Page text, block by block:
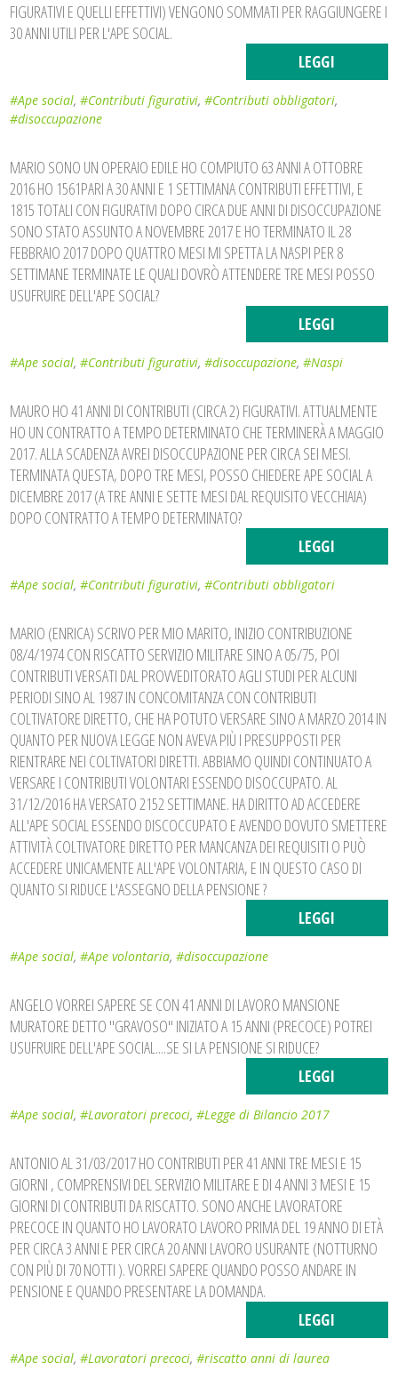
FIGURATIVI E QUELLI EFFETTIVI) VENGONO SOMMATI PER RAGGIUNGERE I
30 ANNI UTILI PER L'APE SOCIAL.
LEGGI
#Ape social,#Contributi figurativi,#Contributi obbligatori,
#disoccupazione
MARIO SONO UN OPERAIO EDILE HO COMPIUTO 63 ANNI A OTTOBRE
2016 HO 1561PARI A 30 ANNI E 1 SETTIMANA CONTRIBUTI EFFETTIVI, E
1815 TOTALI CON FIGURATIVI DOPO CIRCA DUE ANNI DI DISOCCUPAZIONE
SONO STATO ASSUNTO A NOVEMBRE 2017 E HO TERMINATO IL 28
FEBBRAIO 2017 DOPO QUATTRO MESI MI SPETTA LA NASPI PER 8
SETTIMANE TERMINATE LE QUALI DOVRÒ ATTENDERE TRE MESI POSSO
USUFRUIRE DELL'APE SOCIAL?
LEGGI
#Ape social,#Contributi figurativi,#disoccupazione,#Naspi
MAURO HO 41 ANNI DI CONTRIBUTI (CIRCA 2) FIGURATIVI. ATTUALMENTE
HO UN CONTRATTO A TEMPO DETERMINATO CHE TERMINERÀ A MAGGIO
2017. ALLA SCADENZA AVREI DISOCCUPAZIONE PER CIRCA SEI MESI.
TERMINATA QUESTA, DOPO TRE MESI, POSSO CHIEDERE APE SOCIAL A
DICEMBRE 2017 (A TRE ANNI E SETTE MESI DAL REQUISITO VECCHIAIA)
DOPO CONTRATTO A TEMPO DETERMINATO?
LEGGI
#Ape social,#Contributi figurativi,#Contributi obbligatori
MARIO (ENRICA) SCRIVO PER MIO MARITO, INIZIO CONTRIBUZIONE
08/4/1974 CON RISCATTO SERVIZIO MILITARE SINO A 05/75, POI
CONTRIBUTI VERSATI DAL PROVVEDITORATO AGLI STUDI PER ALCUNI
PERIODI SINO AL 1987 IN CONCOMITANZA CON CONTRIBUTI
COLTIVATORE DIRETTO, CHE HA POTUTO VERSARE SINO A MARZO 2014 IN
QUANTO PER NUOVA LEGGE NON AVEVA PIÙ I PRESUPPOSTI PER
RIENTRARE NEI COLTIVATORI DIRETTI. ABBIAMO QUINDI CONTINUATO A
VERSARE I CONTRIBUTI VOLONTARI ESSENDO DISOCCUPATO. AL
31/12/2016 HA VERSATO 2152 SETTIMANE. HA DIRITTO AD ACCEDERE
ALL'APE SOCIAL ESSENDO DISCOCCUPATO E AVENDO DOVUTO SMETTERE
ATTIVITÀ COLTIVATORE DIRETTO PER MANCANZA DEI REQUISITI O PUÒ
ACCEDERE UNICAMENTE ALL'APE VOLONTARIA, E IN QUESTO CASO DI
QUANTO SI RIDUCE L'ASSEGNO DELLA PENSIONE ?
LEGGI
#Ape social,#Ape volontaria,#disoccupazione
ANGELO VORREI SAPERE SE CON 41 ANNI DI LAVORO MANSIONE
MURATORE DETTO "GRAVOSO" INIZIATO A 15 ANNI (PRECOCE) POTREI
USUFRUIRE DELL'APE SOCIAL....SE SI LA PENSIONE SI RIDUCE?
LEGGI
#Ape social,#Lavoratori precoci,#Legge di Bilancio 2017
ANTONIO AL 31/03/2017 HO CONTRIBUTI PER 41 ANNI TRE MESI E 15
GIORNI , COMPRENSIVI DEL SERVIZIO MILITARE E DI 4 ANNI 3 MESI E 15
GIORNI DI CONTRIBUTI DA RISCATTO. SONO ANCHE LAVORATORE
PRECOCE IN QUANTO HO LAVORATO LAVORO PRIMA DEL 19 ANNO DI ETÀ
PER CIRCA 3 ANNI E PER CIRCA 20 ANNI LAVORO USURANTE (NOTTURNO
CON PIÙ DI 70 NOTTI ). VORREI SAPERE QUANDO POSSO ANDARE IN
PENSIONE E QUANDO PRESENTARE LA DOMANDA.
LEGGI
#Ape social,#Lavoratori precoci,#riscatto anni di laurea